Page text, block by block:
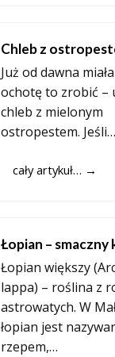
Chleb z
Już od dawna
ochotę to zrobić –
chleb z mielonym
ostropestem. Jeśli…
cały artykuł… →
Łopian – smaczny
Łopian większy
lappa) – roślina z
astrowatych. W
łopian jest
rzepem,…